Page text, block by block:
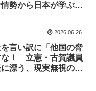
勢から日本が学ぶべ
2026.06.26
言い訳に「他国の脅
な！ 立憲・古賀議員
漂う、現実無視の教